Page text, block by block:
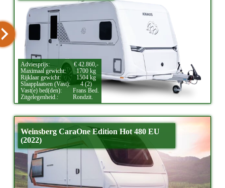
Adviesprijs:
€ 42.860,-
Maximaal gewicht:
1700 kg
Rijklaar gewicht:
1504 kg
Slaapplaatsen (Vast):
4 (2)
Vast(e) bed(den):
Frans Bed.
Zitgelegenheid.:
Rondzit.
Weinsberg CaraOne Edition Hot 480 EU
(2022)